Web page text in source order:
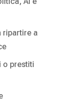
ripartire a
o prestiti